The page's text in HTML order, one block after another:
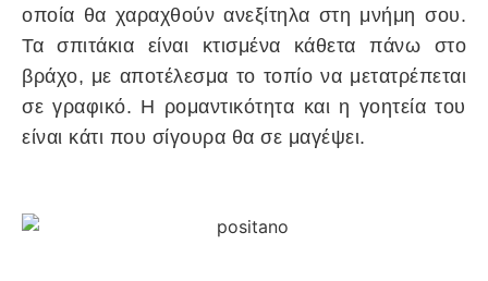
οποία θα χαραχθούν ανεξίτηλα στη μνήμη σου.
Τα σπιτάκια είναι κτισμένα κάθετα πάνω στο
βράχο, με αποτέλεσμα το τοπίο να μετατρέπεται
σε γραφικό. Η ρομαντικότητα και η γοητεία του
είναι κάτι που σίγουρα θα σε μαγέψει.